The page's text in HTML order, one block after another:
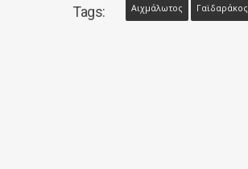
Tags: Αιχμάλωτος Γαϊδαράκος